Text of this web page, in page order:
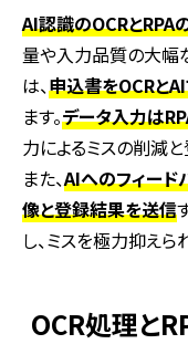
AI認識のOCRとRPA
量や入力品質の大幅
は、申込書をOCRと
ます。データ入力は
力によるミスの削減
また、AIへのフィード
像と登録結果を送信
し、ミスを極力抑えら
OCR処理と